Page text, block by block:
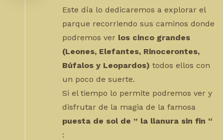
Este día lo dedicaremos a explorar el
parque recorriendo sus caminos donde
podremos ver los cinco grandes
(Leones, Elefantes, Rinocerontes,
Búfalos y Leopardos) todos ellos con
un poco de suerte.
Si el tiempo lo permite podremos ver y
disfrutar de la magia de la famosa
puesta de sol de ” la llanura sin fin “
: